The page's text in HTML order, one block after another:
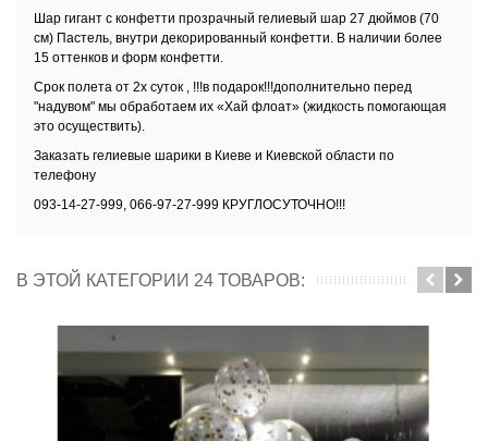
Шар гигант с конфетти прозрачный гелиевый шар 27 дюймов (70
см) Пастель, внутри декорированный конфетти. В наличии более
15 оттенков и форм конфетти.
Срок полета от 2х суток , !!!в подарок!!!дополнительно перед
"надувом" мы обработаем их «Хай флоат» (жидкость помогающая
это осуществить).
Заказать гелиевые шарики в Киеве и Киевской области по
телефону
093-14-27-999, 066-97-27-999 КРУГЛОСУТОЧНО!!!
В ЭТОЙ КАТЕГОРИИ 24 ТОВАРОВ: